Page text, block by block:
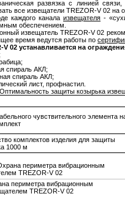
развязка с линией связи,
все извещатели TREZOR-V 02 на
каждого канала извещателя -
обеспечением.
извещатель TREZOR-V 02
время ведутся работы по
V 02 устанавливается на
спираль АКЛ;
спираль АКЛ;
лист, профнастил.
защиты козырька
чувствительного элемента
комплектов изделия для защиты
1000 м
периметра вибрационным
TREZOR-V 02